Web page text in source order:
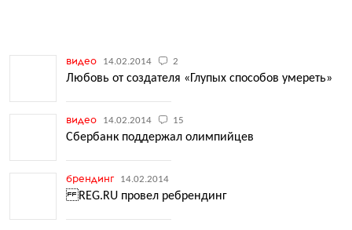
видео 14.02.2014 2
Любовь от создателя «Глупых способов умереть»
видео 14.02.2014 15
Сбербанк поддержал олимпийцев
брендинг 14.02.2014
REG.RU провел ребрендинг